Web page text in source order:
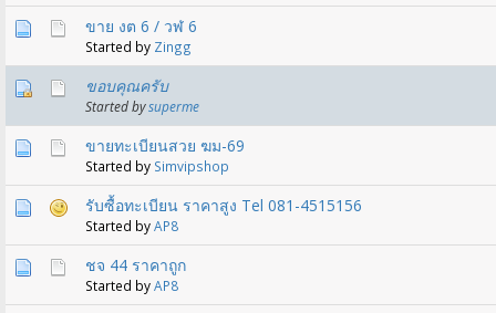
ขาย งต 6 / วฬ 6
Started by Zingg
ขอบคุณครับ
Started bysuperme
ขายทะเบียนสวย ฆม-69
Started by Simvipshop
รับซื้อทะเบียน ราคาสูง Tel 081-4515156
Started byAP8
ชจ 44 ราคาถูก
Started byAP8